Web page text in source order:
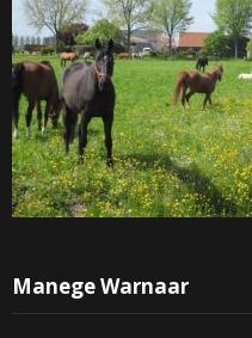
Manege Warnaar